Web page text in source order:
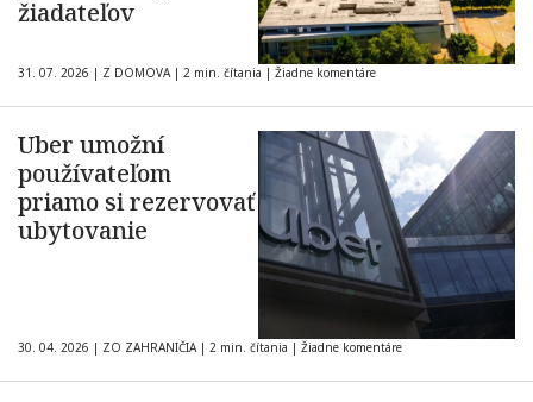
žiadateľov
31. 07. 2026 | Z DOMOVA | 2 min. čítania | Žiadne komentáre
Uber umožní
používateľom
priamo si rezervovať
ubytovanie
30. 04. 2026 | ZO ZAHRANIČIA | 2 min. čítania | Žiadne komentáre